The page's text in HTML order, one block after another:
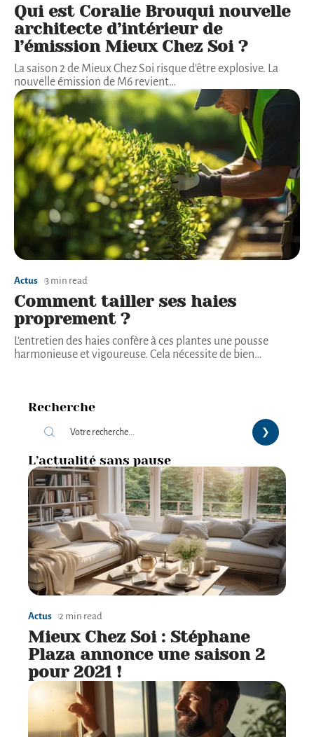
Qui est Coralie Brouqui nouvelle
architecte d’intérieur de
l’émission Mieux Chez Soi ?
La saison 2 de Mieux Chez Soi risque d'être explosive. La
nouvelle émission de M6 revient…
Actus 3 min read
Comment tailler ses haies
proprement ?
L’entretien des haies confère à ces plantes une pousse
harmonieuse et vigoureuse. Cela nécessite de bien…
Recherche
L’actualité sans pause
Actus 2 min read
Mieux Chez Soi : Stéphane
Plaza annonce une saison 2
pour 2021 !